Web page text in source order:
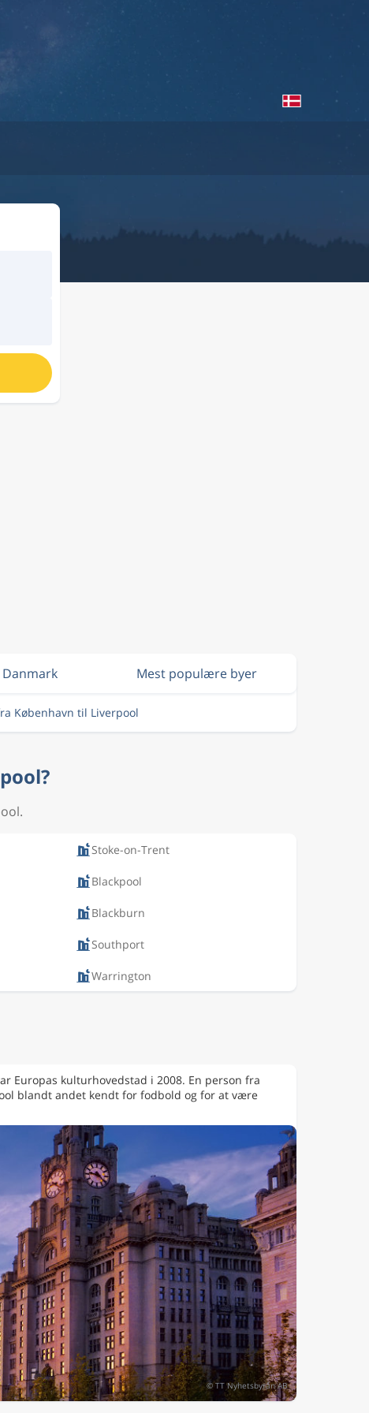
Danmark Mest populære byer
København til Liverpool
Stoke-on-Trent
Blackpool
Blackburn
Southport
Warrington
Europas kulturhovedstad i 2008. En person fra
blandt andet kendt for fodbold og for at være